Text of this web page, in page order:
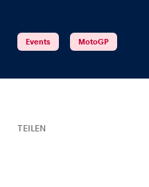
Events MotoGP
TEILEN